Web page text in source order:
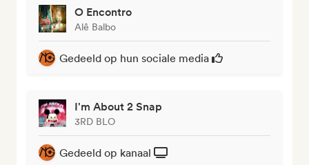
O Encontro
Alê Balbo
Gedeeld op hun sociale media
I'm About 2 Snap
3RD BLO
Gedeeld op kanaal